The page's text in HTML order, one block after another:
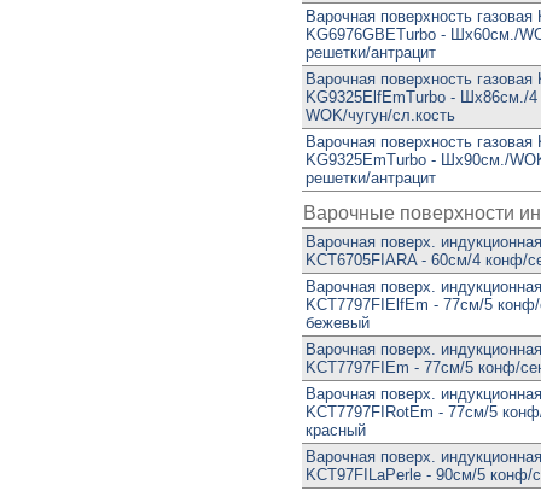
Варочная поверхность газовая
KG6976GBETurbo - Шx60см./
решетки/антрацит
Варочная поверхность газовая
KG9325ElfEmTurbo - Шx86см./
WOK/чугун/сл.кость
Варочная поверхность газовая
KG9325EmTurbo - Шx90см./
решетки/антрацит
Варочные поверхности
Варочная поверх.
KCT6705FIARA - 60см/4 конф/
Варочная поверх.
KCT7797FIElfEm - 77см/5
бежевый
Варочная поверх.
KCT7797FIEm - 77см/5 конф/
Варочная поверх.
KCT7797FIRotEm - 77см/5
красный
Варочная поверх.
KCT97FILaPerle - 90см/5 конф/